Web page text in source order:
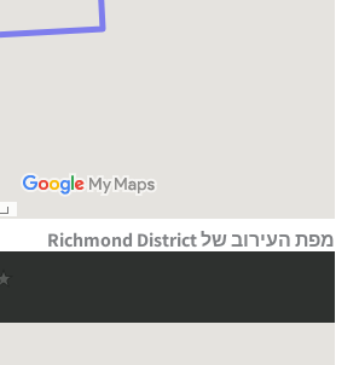
מפת העירוב של Richmond District